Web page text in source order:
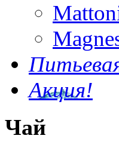
Акция!
Чай